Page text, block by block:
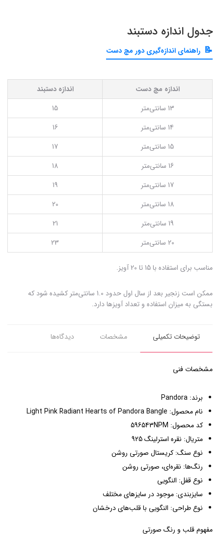
جدول اندازه دستبند
راهنمای اندازه‌گیری دور مچ دست
اندازه مچ دست
اندازه دستبند
13 سانتی‌متر
15
14 سانتی‌متر
16
15 سانتی‌متر
17
16 سانتی‌متر
18
17 سانتی‌متر
19
18 سانتی‌متر
20
19 سانتی‌متر
21
20 سانتی‌متر
23
مناسب برای استفاده با 15 تا 20 آویز.
ممکن است زنجیر بعد از سال اول حدود 1.0 سانتی‌متر کشیده شود که
بستگی به میزان استفاده و تعداد آویزها دارد.
توضیحات تکمیلی مشخصات دیدگاه‌ها
مشخصات فنی
برند: Pandora
نام محصول: Light Pink Radiant Hearts of Pandora Bangle
کد محصول: 596543NPM
متریال: نقره استرلینگ 925
نوع سنگ: کریستال صورتی روشن
رنگ‌ها: نقره‌ای، صورتی روشن
نوع قفل: النگویی
سایزبندی: موجود در سایزهای مختلف
نوع طراحی: النگویی با قلب‌های درخشان
مفهوم قلب و رنگ صورتی